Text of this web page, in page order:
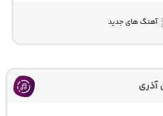
آهنگ های جدید
آذری